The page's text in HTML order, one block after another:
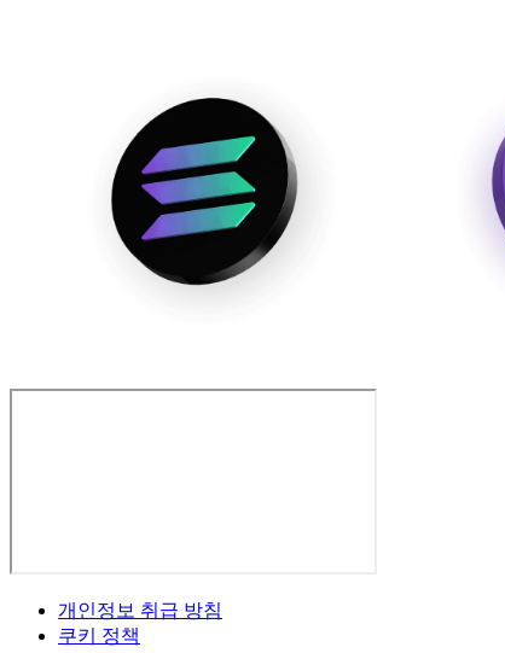
개인정보 취급 방침
쿠키 정책